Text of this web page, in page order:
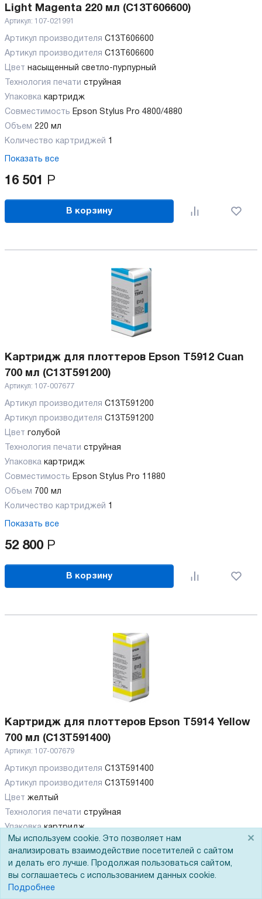
Light Magenta 220 мл (C13T606600)
Артикул: 107-021991
Артикул производителя C13T606600
Артикул производителя C13T606600
Цвет насыщенный светло-пурпурный
Технология печати струйная
Упаковка картридж
Совместимость Epson Stylus Pro 4800/4880
Объем 220 мл
Количество картриджей 1
Показать все
16 501 Р
В корзину
Картридж для плоттеров Epson T5912 Cuan
700 мл (C13T591200)
Артикул: 107-007677
Артикул производителя C13T591200
Артикул производителя C13T591200
Цвет голубой
Технология печати струйная
Упаковка картридж
Совместимость Epson Stylus Pro 11880
Объем 700 мл
Количество картриджей 1
Показать все
52 800 Р
В корзину
Картридж для плоттеров Epson T5914 Yellow
700 мл (C13T591400)
Артикул: 107-007679
Артикул производителя C13T591400
Артикул производителя C13T591400
Цвет желтый
Технология печати струйная
Упаковка картридж
Совместимость Epson Stylus Pro 11880
700 мл
Показать все
Мы используем cookie. Это позволяет нам
анализировать взаимодействие посетителей с сайтом
и делать его лучше. Продолжая пользоваться сайтом,
вы соглашаетесь с использованием данных cookie.
Подробнее
×